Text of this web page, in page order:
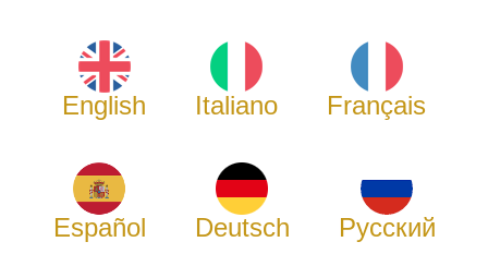
English Italiano Français
Español Deutsch Русский